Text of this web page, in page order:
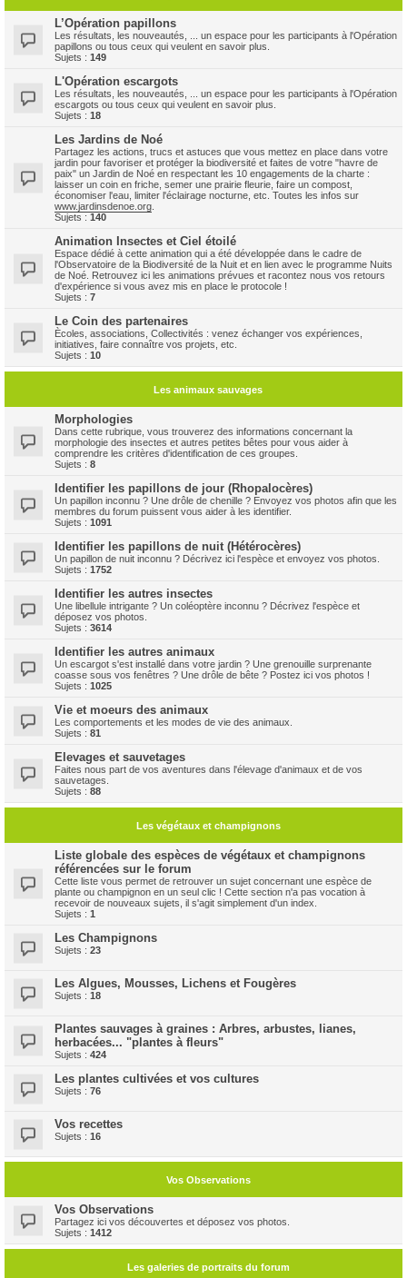
L’Opération papillons
Les résultats, les nouveautés, ... un espace pour les participants à l'Opération
papillons ou tous ceux qui veulent en savoir plus.
Sujets : 149
L'Opération escargots
Les résultats, les nouveautés, ... un espace pour les participants à l'Opération
escargots ou tous ceux qui veulent en savoir plus.
Sujets : 18
Les Jardins de Noé
Partagez les actions, trucs et astuces que vous mettez en place dans votre
jardin pour favoriser et protéger la biodiversité et faites de votre "havre de
paix" un Jardin de Noé en respectant les 10 engagements de la charte :
laisser un coin en friche, semer une prairie fleurie, faire un compost,
économiser l'eau, limiter l'éclairage nocturne, etc. Toutes les infos sur
www.jardinsdenoe.org
Sujets : 140
Animation Insectes et Ciel étoilé
Espace dédié à cette animation qui a été développée dans le cadre de
l'Observatoire de la Biodiversité de la Nuit et en lien avec le programme Nuits
de Noé. Retrouvez ici les animations prévues et racontez nous vos retours
d'expérience si vous avez mis en place le protocole !
Sujets : 7
Le Coin des partenaires
Ècoles, associations, Collectivités : venez échanger vos expériences,
initiatives, faire connaître vos projets, etc.
Sujets : 10
Les animaux sauvages
Morphologies
Dans cette rubrique, vous trouverez des informations concernant la
morphologie des insectes et autres petites bêtes pour vous aider à
comprendre les critères d'identification de ces groupes.
Sujets : 8
Identifier les papillons de jour (Rhopalocères)
Un papillon inconnu ? Une drôle de chenille ? Envoyez vos photos afin que les
membres du forum puissent vous aider à les identifier.
Sujets : 1091
Identifier les papillons de nuit (Hétérocères)
Un papillon de nuit inconnu ? Décrivez ici l'espèce et envoyez vos photos.
Sujets : 1752
Identifier les autres insectes
Une libellule intrigante ? Un coléoptère inconnu ? Décrivez l'espèce et
déposez vos photos.
Sujets : 3614
Identifier les autres animaux
Un escargot s'est installé dans votre jardin ? Une grenouille surprenante
coasse sous vos fenêtres ? Une drôle de bête ? Postez ici vos photos !
Sujets : 1025
Vie et moeurs des animaux
Les comportements et les modes de vie des animaux.
Sujets : 81
Elevages et sauvetages
Faites nous part de vos aventures dans l'élevage d'animaux et de vos
sauvetages.
Sujets : 88
Les végétaux et champignons
Liste globale des espèces de végétaux et champignons
référencées sur le forum
Cette liste vous permet de retrouver un sujet concernant une espèce de
plante ou champignon en un seul clic ! Cette section n'a pas vocation à
recevoir de nouveaux sujets, il s'agit simplement d'un index.
Sujets : 1
Les Champignons
Sujets : 23
Les Algues, Mousses, Lichens et Fougères
Sujets : 18
Plantes sauvages à graines : Arbres, arbustes, lianes,
herbacées... "plantes à fleurs"
Sujets : 424
Les plantes cultivées et vos cultures
Sujets : 76
Vos recettes
Sujets : 16
Vos Observations
Vos Observations
Partagez ici vos découvertes et déposez vos photos.
Sujets : 1412
Les galeries de portraits du forum